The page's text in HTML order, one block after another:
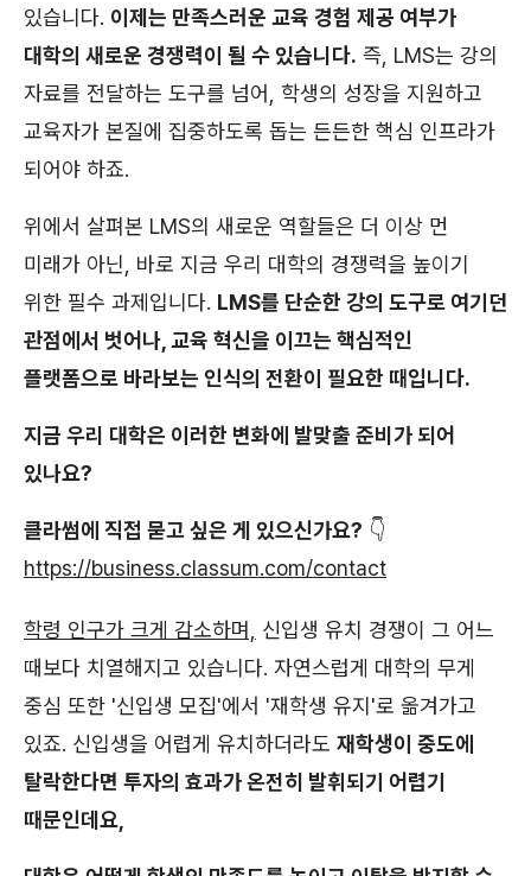
있습니다. 이제는 만족스러운 교육 경험 제공 여부가
대학의 새로운 경쟁력이 될 수 있습니다. 즉, LMS는 강의
자료를 전달하는 도구를 넘어, 학생의 성장을 지원하고
교육자가 본질에 집중하도록 돕는 든든한 핵심 인프라가
되어야 하죠.
위에서 살펴본 LMS의 새로운 역할들은 더 이상 먼
미래가 아닌, 바로 지금 우리 대학의 경쟁력을 높이기
위한 필수 과제입니다. LMS를 단순한 강의 도구로 여기던
관점에서 벗어나, 교육 혁신을 이끄는 핵심적인
플랫폼으로 바라보는 인식의 전환이 필요한 때입니다.
지금 우리 대학은 이러한 변화에 발맞출 준비가 되어
있나요?
클라썸에 직접 묻고 싶은 게 있으신가요? 👇
https://business.classum.com/contact
학령 인구가 크게 감소하며,
신입생 유치 경쟁이 그 어느
때보다 치열해지고 있습니다. 자연스럽게 대학의 무게
중심 또한 '신입생 모집'에서 '재학생 유지'로 옮겨가고
있죠. 신입생을 어렵게 유치하더라도 재학생이 중도에
탈락한다면 투자의 효과가 온전히 발휘되기 어렵기
때문인데요,